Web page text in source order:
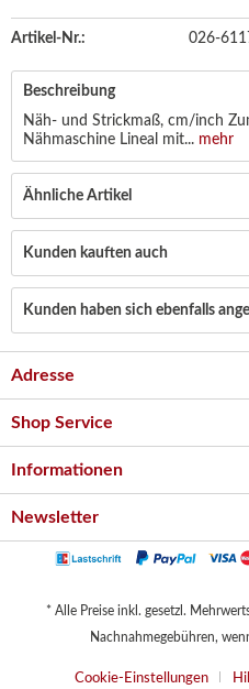
Artikel-Nr.: 026-
Beschreibung
Näh- und Strickmaß, cm/inch
Nähmaschine Lineal mit... mehr
Ähnliche Artikel
Kunden kauften auch
Kunden haben sich ebenfalls
Adresse
Shop Service
Informationen
Newsletter
* Alle Preise inkl. gesetzl.
Nachnahmegebühren,
Cookie-Einstellungen